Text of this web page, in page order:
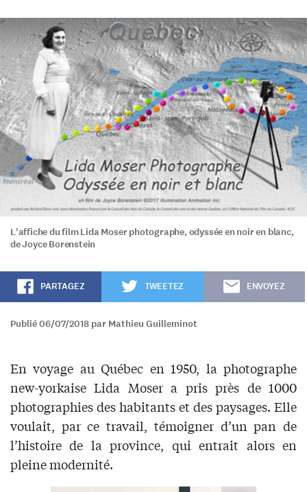
L'affiche du film Lida Moser photographe, odyssée en noir en blanc,
de Joyce Borenstein
PARTAGEZ TWEETEZ ENVOYEZ
Publié 06/07/2018 par Mathieu Guilleminot
En voyage au Québec en 1950, la photographe
new-yorkaise Lida Moser a pris près de 1000
photographies des habitants et des paysages. Elle
voulait, par ce travail, témoigner d’un pan de
l’histoire de la province, qui entrait alors en
pleine modernité.